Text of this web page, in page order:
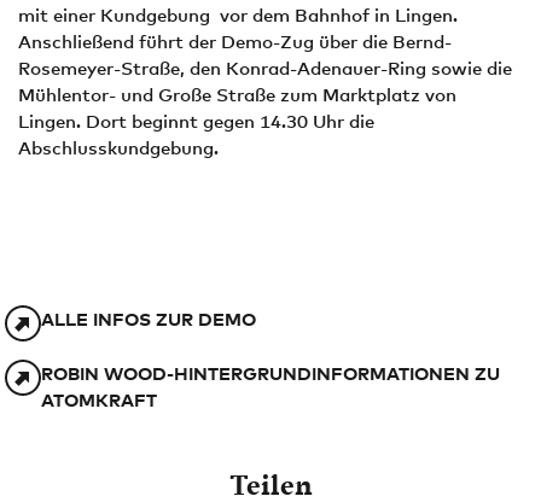
mit einer Kundgebung vor dem Bahnhof in Lingen.
Anschließend führt der Demo-Zug über die Bernd-
Rosemeyer-Straße, den Konrad-Adenauer-Ring sowie die
Mühlentor- und Große Straße zum Marktplatz von
Lingen. Dort beginnt gegen 14.30 Uhr die
Abschlusskundgebung.
ALLE INFOS ZUR DEMO
ROBIN WOOD-HINTERGRUNDINFORMATIONEN ZU
ATOMKRAFT
Teilen